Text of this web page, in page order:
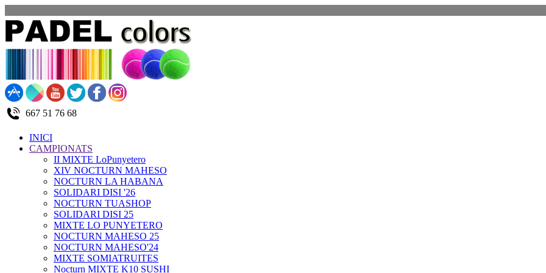
667 51 76 68
INICI
CAMPIONATS
II MIXTE LoPunyetero
XIV NOCTURN MAHESO
NOCTURN LA HABANA
SOLIDARI DISI '26
NOCTURN TUASHOP
SOLIDARI DISI 25
MIXTE LO PUNYETERO
NOCTURN MAHESO 25
NOCTURN MAHESO'24
MIXTE SOMIATRUITES
Nocturn MIXTE K10 SUSHI